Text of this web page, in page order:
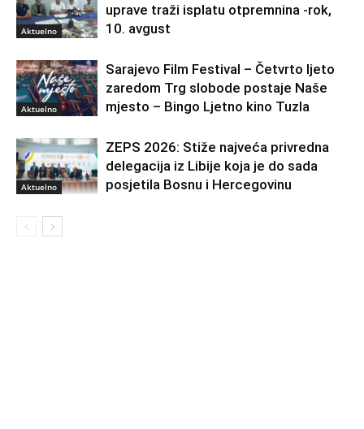
Aktuelno
uprave traži isplatu otpremnina -rok,
10. avgust
Aktuelno
Sarajevo Film Festival – Četvrto ljeto
zaredom Trg slobode postaje Naše
mjesto – Bingo Ljetno kino Tuzla
Aktuelno
ZEPS 2026: Stiže najveća privredna
delegacija iz Libije koja je do sada
posjetila Bosnu i Hercegovinu